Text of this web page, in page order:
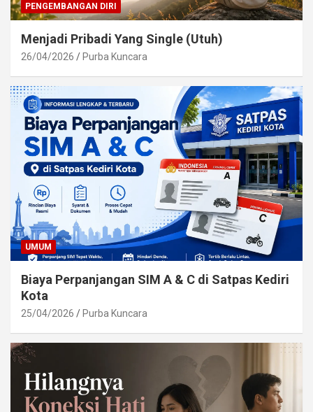
PENGEMBANGAN DIRI
Menjadi Pribadi Yang Single (Utuh)
26/04/2026 Purba Kuncara
UMUM
Biaya Perpanjangan SIM A & C di Satpas Kediri
Kota
25/04/2026 Purba Kuncara